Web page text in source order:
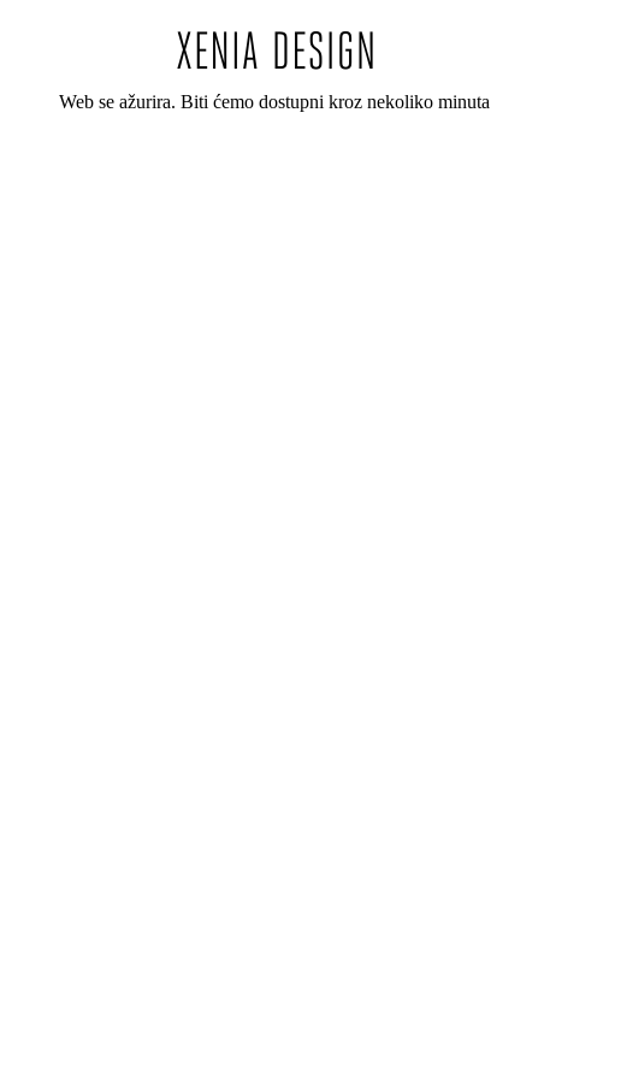
Web se ažurira. Biti ćemo dostupni kroz nekoliko minuta